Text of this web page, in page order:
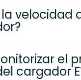
velocidad
el
cargador